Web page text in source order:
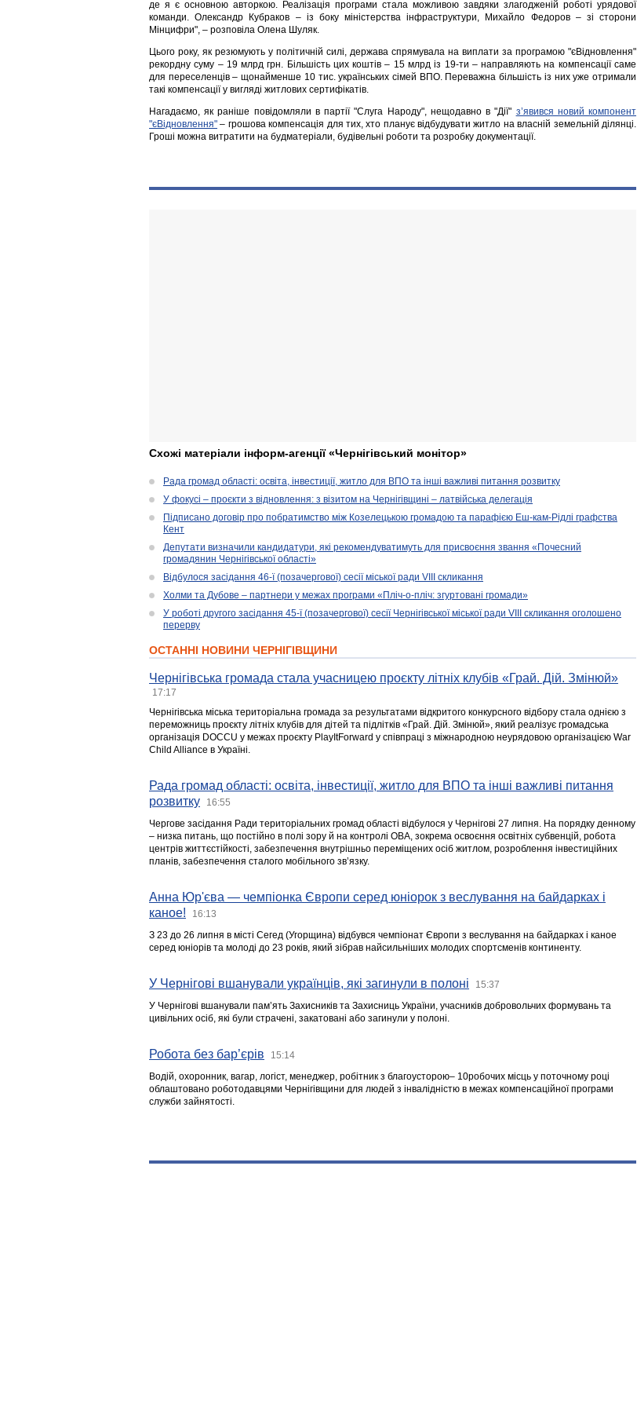
де я є основною авторкою. Реалізація програми стала можливою завдяки злагодженій роботі урядової
команди. Олександр Кубраков – із боку міністерства інфраструктури, Михайло Федоров – зі сторони
Мінцифри", – розповіла Олена Шуляк.
Цього року, як резюмують у політичній силі, держава спрямувала на виплати за програмою "єВідновлення"
рекордну суму – 19 млрд грн. Більшість цих коштів – 15 млрд із 19-ти – направляють на компенсації саме
для переселенців – щонайменше 10 тис. українських сімей ВПО. Переважна більшість із них уже отримали
такі компенсації у вигляді житлових сертифікатів.
Нагадаємо, як раніше повідомляли в партії "Слуга Народу", нещодавно в "Дії" з’явився новий компонент
"єВідновлення" – грошова компенсація для тих, хто планує відбудувати житло на власній земельній ділянці.
Гроші можна витратити на будматеріали, будівельні роботи та розробку документації.
Схожі матеріали інформ-агенції «Чернігівський монітор»
Рада громад області: освіта, інвестиції, житло для ВПО та інші важливі питання розвитку
У фокусі – проєкти з відновлення: з візитом на Чернігівщині – латвійська делегація
Підписано договір про побратимство між Козелецькою громадою та парафією Еш-кам-Рідлі графства
Кент
Депутати визначили кандидатури, які рекомендуватимуть для присвоєння звання «Почесний
громадянин Чернігівської області»
Відбулося засідання 46-ї (позачергової) сесії міської ради VIII скликання
Холми та Дубове – партнери у межах програми «Пліч-о-пліч: згуртовані громади»
У роботі другого засідання 45-ї (позачергової) сесії Чернігівської міської ради VIII скликання оголошено
перерву
ОСТАННІ НОВИНИ ЧЕРНІГІВЩИНИ
Чернігівська громада стала учасницею проєкту літніх клубів «Грай. Дій. Змінюй»
17:17
Чернігівська міська територіальна громада за результатами відкритого конкурсного відбору стала однією з
переможниць проєкту літніх клубів для дітей та підлітків «Грай. Дій. Змінюй», який реалізує громадська
організація DOCCU у межах проєкту PlayItForward у співпраці з міжнародною неурядовою організацією War
Child Alliance в Україні.
Рада громад області: освіта, інвестиції, житло для ВПО та інші важливі питання
розвитку
16:55
Чергове засідання Ради територіальних громад області відбулося у Чернігові 27 липня. На порядку денному
– низка питань, що постійно в полі зору й на контролі ОВА, зокрема освоєння освітніх субвенцій, робота
центрів життєстійкості, забезпечення внутрішньо переміщених осіб житлом, розроблення інвестиційних
планів, забезпечення сталого мобільного зв’язку.
Анна Юр'єва — чемпіонка Європи серед юніорок з веслування на байдарках і
каное!
16:13
З 23 до 26 липня в місті Сегед (Угорщина) відбувся чемпіонат Європи з веслування на байдарках і каное
серед юніорів та молоді до 23 років, який зібрав найсильніших молодих спортсменів континенту.
У Чернігові вшанували українців, які загинули в полоні 15:37
У Чернігові вшанували пам’ять Захисників та Захисниць України, учасників добровольчих формувань та
цивільних осіб, які були страчені, закатовані або загинули у полоні.
Робота без бар’єрів 15:14
Водій, охоронник, вагар, логіст, менеджер, робітник з благоусторою– 10робочих місць у поточному році
облаштовано роботодавцями Чернігівщини для людей з інвалідністю в межах компенсаційної програми
служби зайнятості.